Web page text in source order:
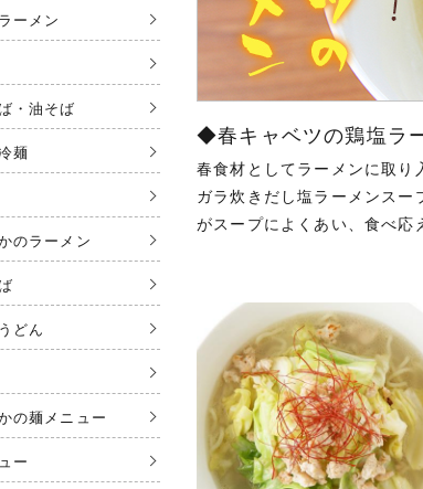
◆春キャベツの鶏塩ラ
春食材としてラーメンに取り
ガラ炊きだし塩ラーメンス
がスープによくあい、食べ応
ーメン
・油そば
麺
のラーメン
どん
の麺メニュー
ー